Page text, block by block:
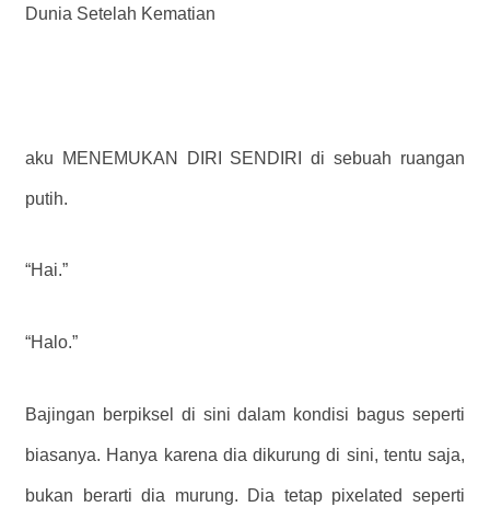
Dunia Setelah Kematian
aku MENEMUKAN DIRI SENDIRI di sebuah ruangan
putih.
“Hai.”
“Halo.”
Bajingan berpiksel di sini dalam kondisi bagus seperti
biasanya. Hanya karena dia dikurung di sini, tentu saja,
bukan berarti dia murung. Dia tetap pixelated seperti